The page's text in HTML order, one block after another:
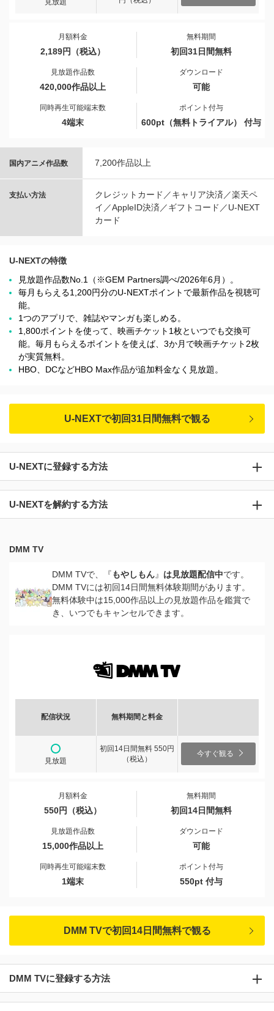
見放題
月額料金
2,189円（税込）
無料期間
初回31日間無料
見放題作品数
420,000作品以上
ダウンロード
可能
同時再生可能端末数
4端末
ポイント付与
600pt（無料トライアル） 付与
国内アニメ作品数 7,200作品以上
支払い方法
クレジットカード／キャリア決済／楽天ペ
イ／AppleID決済／ギフトコード／U-NEXT
カード
U-NEXTの特徴
見放題作品数No.1（※GEM Partners調べ/2026年6⽉）。
毎月もらえる1,200円分のU-NEXTポイントで最新作品を視聴可
能。
1つのアプリで、雑誌やマンガも楽しめる。
1,800ポイントを使って、映画チケット1枚といつでも交換可
能。毎月もらえるポイントを使えば、3か月で映画チケット2枚
が実質無料。
HBO、DCなどHBO Max作品が追加料金なく見放題。
U-NEXTで初回31日間無料で観る
U-NEXTに登録する方法
U-NEXTを解約する方法
DMM TV
DMM TVで、『もやしもん』 は見放題配信中です。
DMM TVには初回14日間無料体験期間があります。
無料体験中は15,000作品以上の見放題作品を鑑賞で
き、いつでもキャンセルできます。
配信状況 無料期間と料金
見放題
初回14日間無料 550円
（税込）
今すぐ観る
月額料金
550円（税込）
無料期間
初回14日間無料
見放題作品数
15,000作品以上
ダウンロード
可能
同時再生可能端末数
1端末
ポイント付与
550pt 付与
DMM TVで初回14日間無料で観る
DMM TVに登録する方法